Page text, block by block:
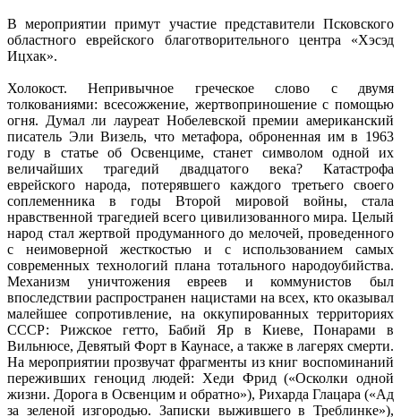
В мероприятии примут участие представители Псковского
областного еврейского благотворительного центра «Хэсэд
Ицхак».
Холокост. Непривычное греческое слово с двумя
толкованиями: всесожжение, жертвоприношение с помощью
огня. Думал ли лауреат Нобелевской премии американский
писатель Эли Визель, что метафора, оброненная им в 1963
году в статье об Освенциме, станет символом одной их
величайших трагедий двадцатого века? Катастрофа
еврейского народа, потерявшего каждого третьего своего
соплеменника в годы Второй мировой войны, стала
нравственной трагедией всего цивилизованного мира. Целый
народ стал жертвой продуманного до мелочей, проведенного
с неимоверной жесткостью и с использованием самых
современных технологий плана тотального народоубийства.
Механизм уничтожения евреев и коммунистов был
впоследствии распространен нацистами на всех, кто оказывал
малейшее сопротивление, на оккупированных территориях
СССР: Рижское гетто, Бабий Яр в Киеве, Понарами в
Вильнюсе, Девятый Форт в Каунасе, а также в лагерях смерти.
На мероприятии прозвучат фрагменты из книг воспоминаний
переживших геноцид людей: Хеди Фрид («Осколки одной
жизни. Дорога в Освенцим и обратно»), Рихарда Глацара («Ад
за зеленой изгородью. Записки выжившего в Треблинке»),